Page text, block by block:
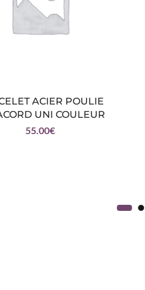
ACIER POULIE
UNI COULEUR
55.00€